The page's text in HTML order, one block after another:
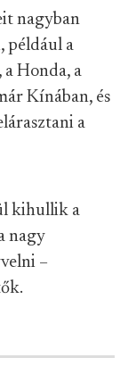
nagyban
például a
a Honda, a
Kínában, és
a
kihullik a
nagy
–